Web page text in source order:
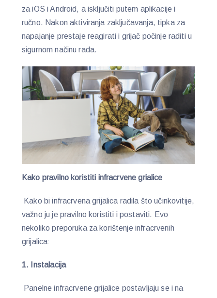
za iOS i Android, a isključiti putem aplikacije i
ručno. Nakon aktiviranja zaključavanja, tipka za
napajanje prestaje reagirati i grijač počinje raditi u
sigurnom načinu rada.
Kako pravilno koristiti infracrvene grialice
Kako bi infracrvena grijalica radila što učinkovitije,
važno ju je pravilno koristiti i postaviti. Evo
nekoliko preporuka za korištenje infracrvenih
grijalica:
1. Instalacija
Panelne infracrvene grijalice postavljaju se i na